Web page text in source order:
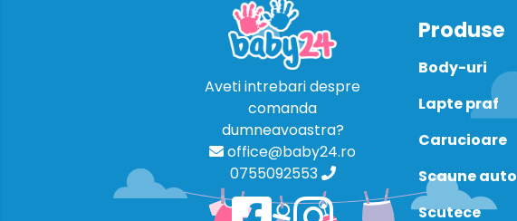
Aveti intrebari despre
comanda
dumneavoastra?
office@baby24.ro
0755092553
Produse
Body-uri
Lapte praf
Carucioare
Scaune auto
Scutece